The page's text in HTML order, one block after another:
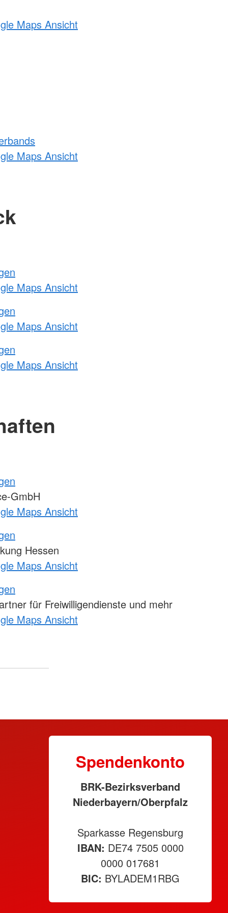
Maps Ansicht
Maps Ansicht
Maps Ansicht
Maps Ansicht
Maps Ansicht
GmbH
Maps Ansicht
Hessen
Maps Ansicht
für Freiwilligendienste und mehr
Maps Ansicht
Spendenkonto
BRK-Bezirksverband
Niederbayern/Oberpfalz
Sparkasse Regensburg
IBAN: DE74 7505 0000
0000 017681
BIC: BYLADEM1RBG